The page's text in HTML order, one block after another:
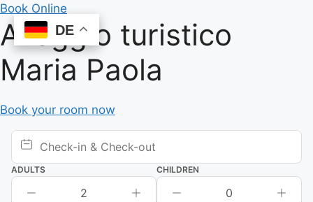
Skip
to
content
Book Online
Alloggio turistico
Maria Paola
Book your room now
ADULTS
2
CHILDREN
0
DE
DE